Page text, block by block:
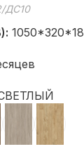
ДС10
1050*320*18